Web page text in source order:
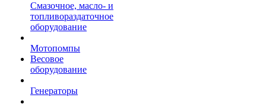
Смазочное, масло- и
топливораздаточное
оборудование
Мотопомпы
Весовое
оборудование
Генераторы